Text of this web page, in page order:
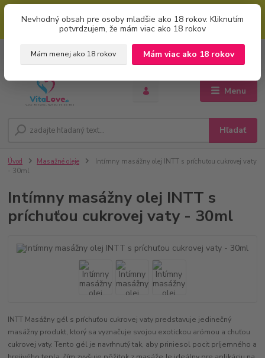
bez úvodzoviek). Zľavový kód zadajte v prvom kroku košíku zaškrtnutím
políčka: "mám zľavový kupón"
Nevhodný obsah pre osoby mladšie ako 18 rokov. Kliknutím
potvrdzujem, že mám viac ako 18 rokov
Mám menej ako 18 rokov Mám viac ako 18 rokov
Menu
Hľadať
+421 951 733 848
(Po-Pia, 8-16 hod.)
za
Úvod Masažné oleje
Intímny masážny olej INTT s príchuťou cukrovej vaty
- 30ml
Intímny masážny olej INTT s
príchuťou cukrovej vaty - 30ml
INTT Masážny gél s príchuťou cukrovej vaty predstavuje jedinečný
masážny produkt, ktorý sa vyznačuje svojou exotickou arómou a chuťou
cukrovej vaty. Tento gél je navrhnutý tak, aby priniesol pocit príjemného a